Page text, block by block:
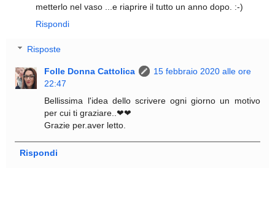
metterlo nel vaso ...e riaprire il tutto un anno dopo. :-)
Rispondi
Risposte
Folle Donna Cattolica
15 febbraio 2020 alle ore
22:47
Bellissima l'idea dello scrivere ogni giorno un motivo
per cui ti graziare..❤❤
Grazie per.aver letto.
Rispondi